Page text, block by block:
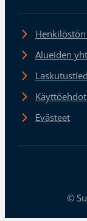
Alueiden
Evästeet
©